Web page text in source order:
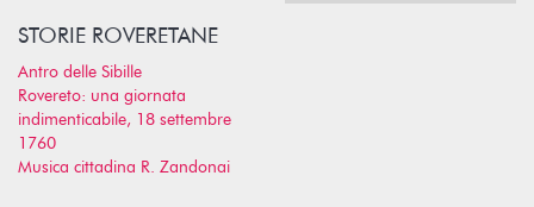
STORIE ROVERETANE
Antro delle Sibille
Rovereto: una giornata
indimenticabile, 18 settembre
1760
Musica cittadina R. Zandonai